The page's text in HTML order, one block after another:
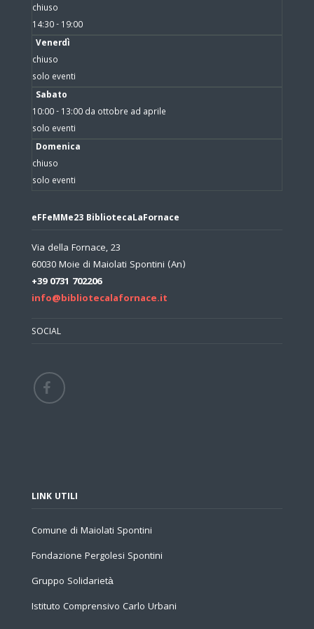
chiuso
14:30 - 19:00
Venerdì
chiuso
solo eventi
Sabato
10:00 - 13:00 da ottobre ad aprile
solo eventi
Domenica
chiuso
solo eventi
eFFeMMe23 BibliotecaLaFornace
Via della Fornace, 23
60030 Moie di Maiolati Spontini (An)
+39 0731 702206
info@bibliotecalafornace.it
SOCIAL
LINK UTILI
Comune di Maiolati Spontini
Fondazione Pergolesi Spontini
Gruppo Solidarietà
Istituto Comprensivo Carlo Urbani